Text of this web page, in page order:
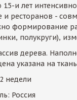
и лет
и ресторанов -
формирование
полукруги),
дерева.
указана на
недели
Россия